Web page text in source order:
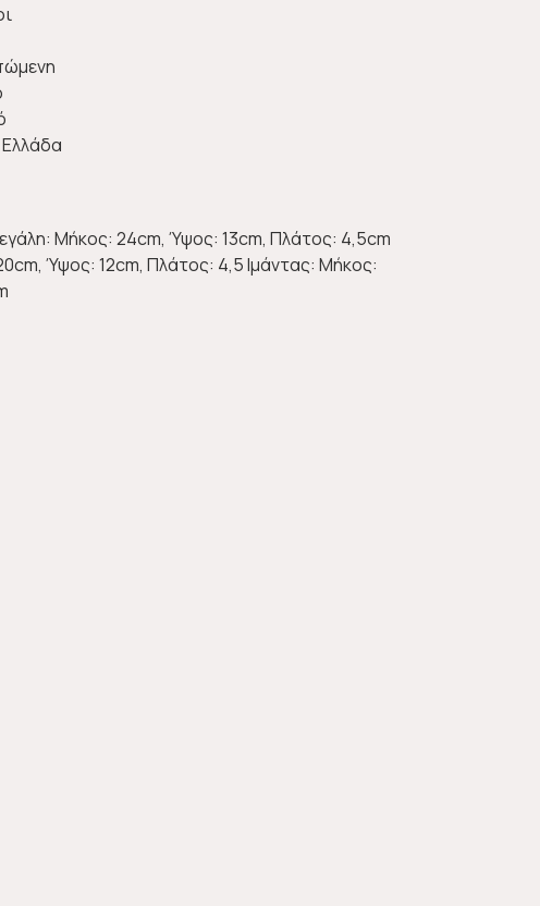
Μήκος: 24cm, Ύψος: 13cm, Πλάτος: 4,5cm
Ύψος: 12cm, Πλάτος: 4,5 Ιμάντας: Μήκος: